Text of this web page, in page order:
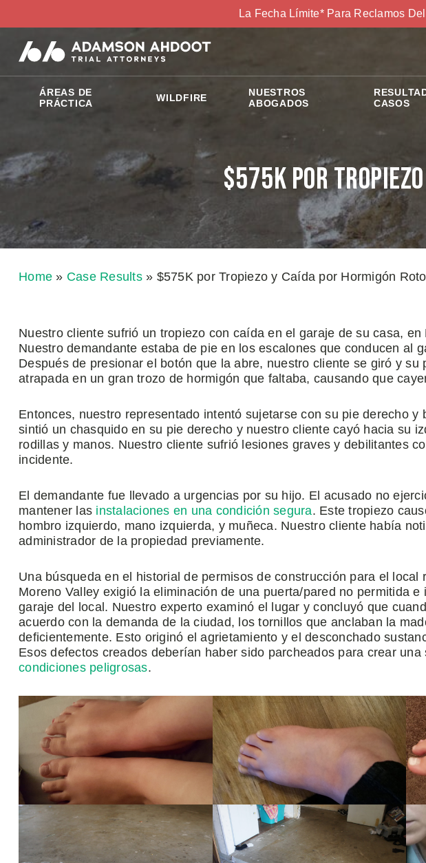
La Fecha Límite* Para Reclamos
ÁREAS DE
PRÁCTICA
WILDFIRE
NUESTROS
ABOGADOS
CASOS
$575K por
Home » Case Results» $575K por Tropiezo y Caída por Hormigón Roto
Nuestro cliente sufrió un tropiezo con caída en el garaje de su casa, en
Nuestro demandante estaba de pie en los escalones que conducen al
Después de presionar el botón que la abre, nuestro cliente se giró y su
atrapada en un gran trozo de hormigón que faltaba, causando que
Entonces, nuestro representado intentó sujetarse con su pie derecho y
sintió un chasquido en su pie derecho y nuestro cliente cayó hacia su
rodillas y manos. Nuestro cliente sufrió lesiones graves y debilitantes
incidente.
El demandante fue llevado a urgencias por su hijo. El acusado no
mantener las instalaciones en una condición segura. Este tropiezo
hombro izquierdo, mano izquierda, y muñeca. Nuestro cliente había
administrador de la propiedad previamente.
Una búsqueda en el historial de permisos de construcción para el local
Moreno Valley exigió la eliminación de una puerta/pared no permitida e
garaje del local. Nuestro experto examinó el lugar y concluyó que
acuerdo con la demanda de la ciudad, los tornillos que anclaban la
deficientemente. Esto originó el agrietamiento y el desconchado
Esos defectos creados deberían haber sido parcheados para crear una
condiciones peligrosas.